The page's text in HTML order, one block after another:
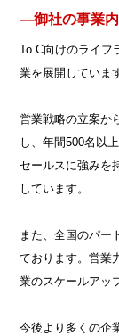
―御社の事業内
To C向けのライフ
業を展開していま
営業戦略の立案か
し、年間500名以
セールスに強みを
しています。
また、全国のパー
ております。営業
業のスケールアッ
今後より多くの企